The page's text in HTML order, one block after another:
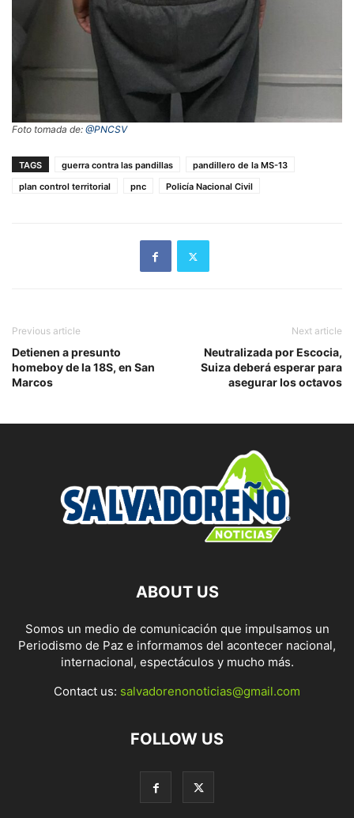
Foto tomada de: @PNCSV
TAGS guerra contra las pandillas
pandillero de la MS-13
plan control territorial
pnc Policía Nacional Civil
Previous article
Detienen a presunto
homeboy de la 18S, en San
Marcos
Next article
Neutralizada por Escocia,
Suiza deberá esperar para
asegurar los octavos
ABOUT US
Somos un medio de comunicación que impulsamos un
Periodismo de Paz e informamos del acontecer nacional,
internacional, espectáculos y mucho más.
Contact us: salvadorenonoticias@gmail.com
FOLLOW US